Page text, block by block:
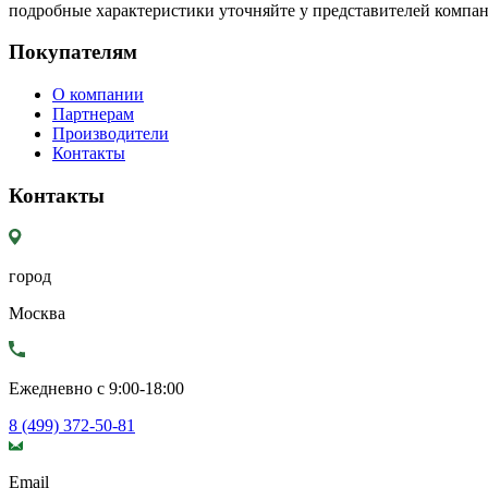
подробные характеристики уточняйте у представителей
Покупателям
О компании
Партнерам
Производители
Контакты
Контакты
город
Москва
Ежедневно с 9:00-18:00
8 (499) 372-50-81
Email